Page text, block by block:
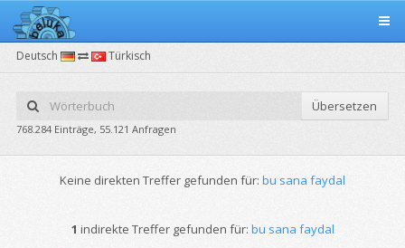
Deutsch Türkisch
Übersetzen
768.284 Einträge, 55.121 Anfragen
Keine direkten Treffer gefunden für: bu sana faydal
1 indirekte Treffer gefunden für: bu sana faydal